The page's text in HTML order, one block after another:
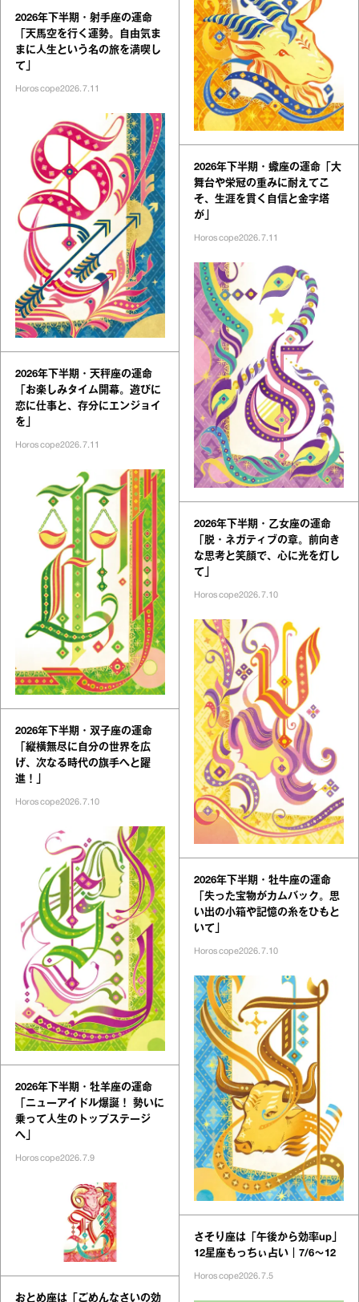
2026年下半期・射手座の運命
「天馬空を行く運勢。自由気ま
まに人生という名の旅を満喫し
て」
Horoscope2026.7.11
2026年下半期・天秤座の運命
「お楽しみタイム開幕。遊びに
恋に仕事と、存分にエンジョイ
を」
Horoscope2026.7.11
2026年下半期・双子座の運命
「縦横無尽に自分の世界を広
げ、次なる時代の旗手へと躍
進！」
Horoscope2026.7.10
2026年下半期・牡羊座の運命
「ニューアイドル爆誕！ 勢いに
乗って人生のトップステージ
へ」
Horoscope2026.7.9
おとめ座は「ごめんなさいの効
2026年下半期・蠍座の運命「大
舞台や栄冠の重みに耐えてこ
そ、生涯を貫く自信と金字塔
が」
Horoscope2026.7.11
2026年下半期・乙女座の運命
「脱・ネガティブの章。前向き
な思考と笑顔で、心に光を灯し
て」
Horoscope2026.7.10
2026年下半期・牡牛座の運命
「失った宝物がカムバック。思
い出の小箱や記憶の糸をひもと
いて」
Horoscope2026.7.10
さそり座は「午後から効率up」
12星座もっちぃ占い｜7/6～12
Horoscope2026.7.5